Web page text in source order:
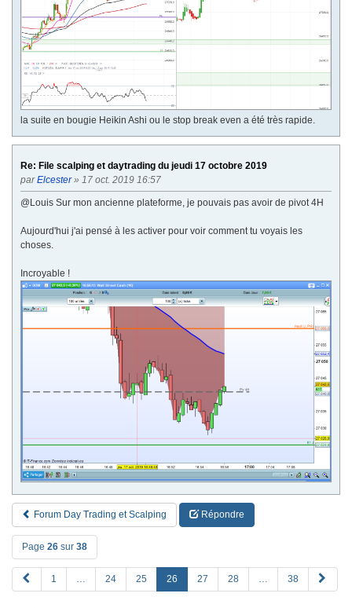
la suite en bougie Heikin Ashi ou le stop break even a été très rapide.
Re: File scalping et daytrading du jeudi 17 octobre 2019
parElcester» 17 oct. 2019 16:57
@Louis Sur mon ancienne plateforme, je pouvais pas avoir de pivot 4H
Aujourd'hui j'ai pensé à les activer pour voir comment tu voyais les
choses.
Incroyable !
Forum Day Trading et Scalping Répondre
Page 26 sur 38
R
1 … 24 25 26 27 28 … 38
u